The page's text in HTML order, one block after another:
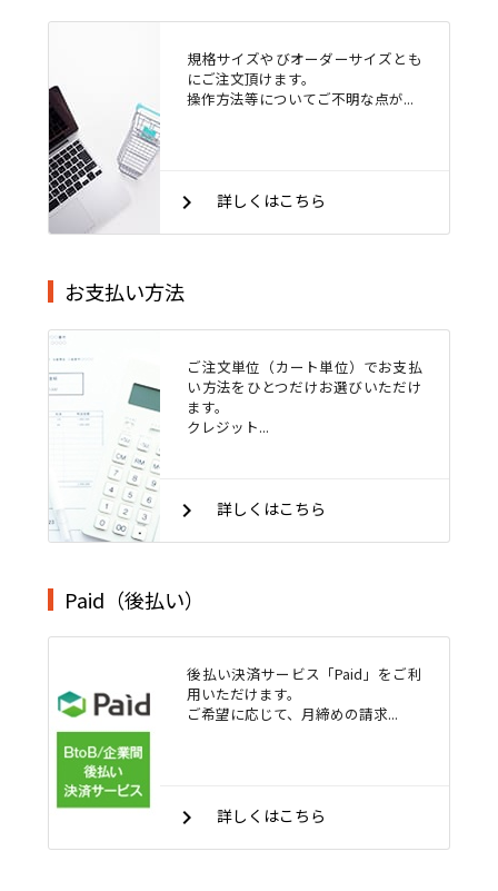
規格サイズやびオーダーサイズとも
にご注文頂けます。
操作方法等についてご不明な点が...
keyboard_arrow_right 詳しくはこちら
お支払い方法
ご注文単位（カート単位）でお支払
い方法をひとつだけお選びいただけ
ます。
クレジット...
keyboard_arrow_right 詳しくはこちら
Paid（後払い）
後払い決済サービス「Paid」をご利
用いただけます。
ご希望に応じて、月締めの請求...
keyboard_arrow_right 詳しくはこちら